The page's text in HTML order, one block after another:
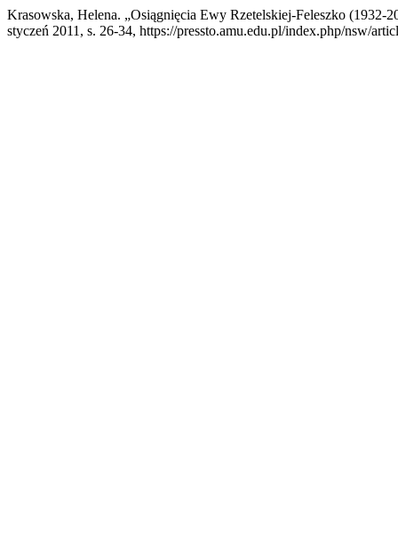
Krasowska, Helena. „Osiągnięcia Ewy Rzetelskiej-Feleszko
styczeń 2011, s. 26-34, https://pressto.amu.edu.pl/index.php/nsw/